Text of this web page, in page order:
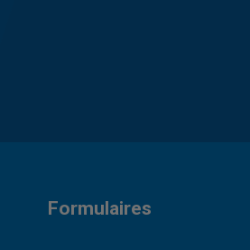
Formulaires